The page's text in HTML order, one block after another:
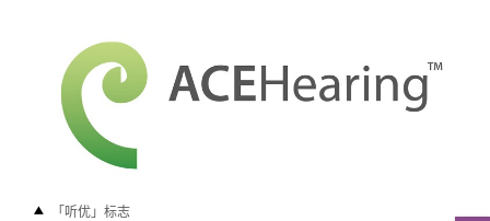
「听优」标志